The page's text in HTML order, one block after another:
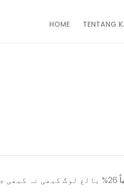
HOME TENTANG
کیا آپ جانتے ہیں کہ دنیا بھر میں